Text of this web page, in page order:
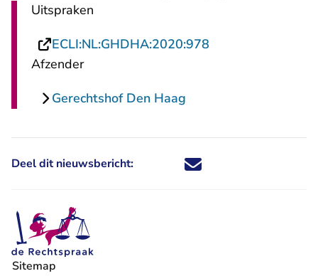
Uitspraken
ECLI:NL:GHDHA:2020:978
Afzender
Gerechtshof Den Haag
Deel dit nieuwsbericht: Deel dit nieuwsbericht via X -
Deel dit nieuwsbericht via
Deel dit nieuwsbericht
Deel dit
Sitemap